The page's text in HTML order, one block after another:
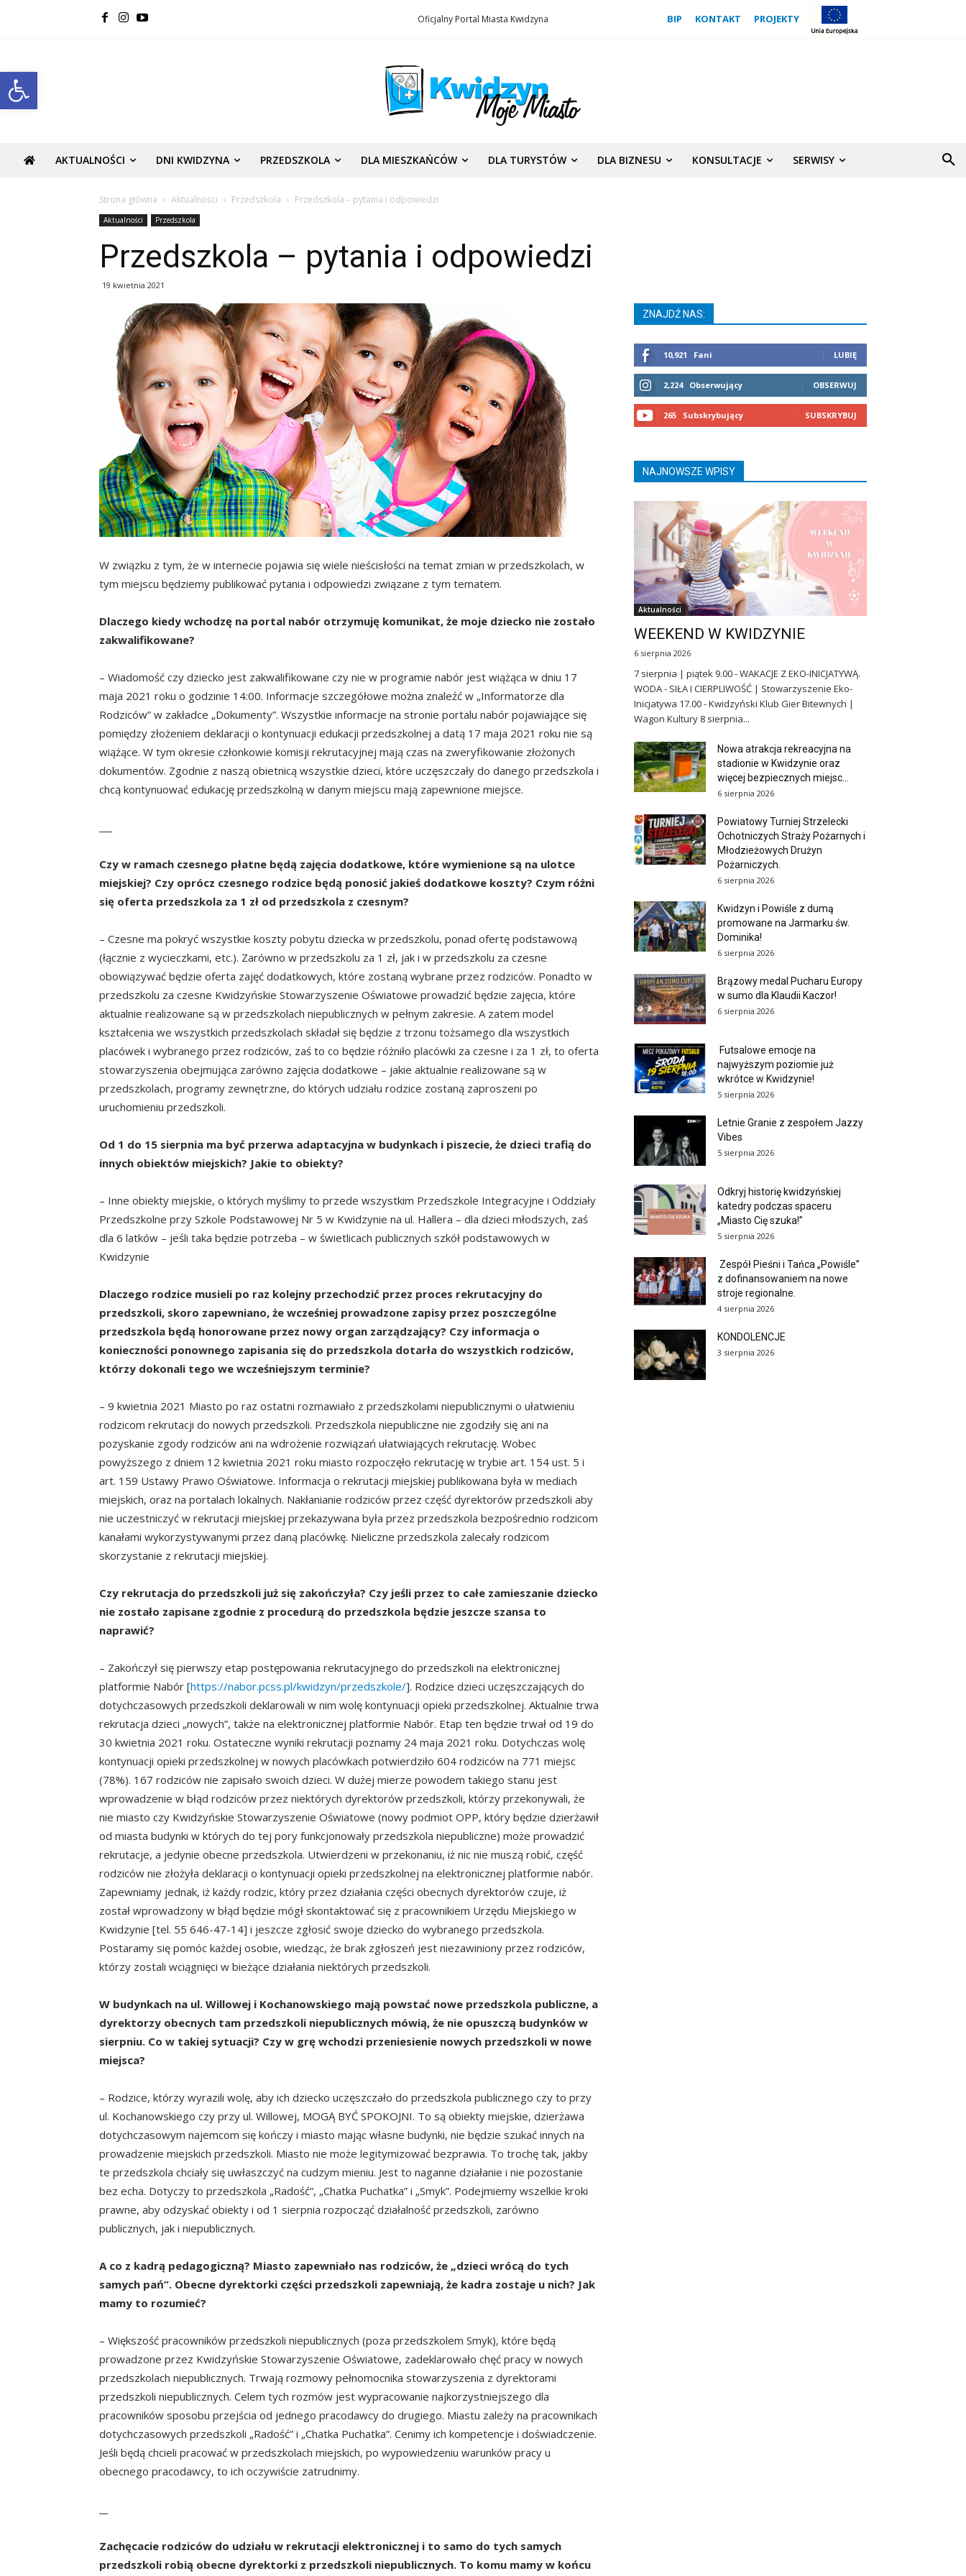
Open toolbar
Oficjalny Portal Miasta Kwidzyna BIP KONTAKT PROJEKTY
AKTUALNOŚCI DNI KWIDZYNA PRZEDSZKOLA DLA MIESZKAŃCÓW DLA TURYSTÓW DLA BIZNESU KONSULTACJE SERWISY
Strona główna Aktualności Przedszkola Przedszkola – pytania i odpowiedzi
Aktualności Przedszkola
Przedszkola – pytania i odpowiedzi
19 kwietnia 2021
W związku z tym, że w internecie pojawia się wiele nieścisłości na temat zmian w przedszkolach, w
tym miejscu będziemy publikować pytania i odpowiedzi związane z tym tematem.
Dlaczego kiedy wchodzę na portal nabór otrzymuję komunikat, że moje dziecko nie zostało
zakwalifikowane?
– Wiadomość czy dziecko jest zakwalifikowane czy nie w programie nabór jest wiążąca w dniu 17
maja 2021 roku o godzinie 14:00. Informacje szczegółowe można znaleźć w „Informatorze dla
Rodziców” w zakładce „Dokumenty”. Wszystkie informacje na stronie portalu nabór pojawiające się
pomiędzy złożeniem deklaracji o kontynuacji edukacji przedszkolnej a datą 17 maja 2021 roku nie są
wiążące. W tym okresie członkowie komisji rekrutacyjnej mają czas na zweryfikowanie złożonych
dokumentów. Zgodnie z naszą obietnicą wszystkie dzieci, które uczęszczały do danego przedszkola i
chcą kontynuować edukację przedszkolną w danym miejscu mają zapewnione miejsce.
Czy w ramach czesnego płatne będą zajęcia dodatkowe, które wymienione są na ulotce
miejskiej? Czy oprócz czesnego rodzice będą ponosić jakieś dodatkowe koszty? Czym różni
się oferta przedszkola za 1 zł od przedszkola z czesnym?
– Czesne ma pokryć wszystkie koszty pobytu dziecka w przedszkolu, ponad ofertę podstawową
(łącznie z wycieczkami, etc.). Zarówno w przedszkolu za 1 zł, jak i w przedszkolu za czesne
obowiązywać będzie oferta zajęć dodatkowych, które zostaną wybrane przez rodziców. Ponadto w
przedszkolu za czesne Kwidzyńskie Stowarzyszenie Oświatowe prowadzić będzie zajęcia, które
aktualnie realizowane są w przedszkolach niepublicznych w pełnym zakresie. A zatem model
kształcenia we wszystkich przedszkolach składał się będzie z trzonu tożsamego dla wszystkich
placówek i wybranego przez rodziców, zaś to co będzie różniło placówki za czesne i za 1 zł, to oferta
stowarzyszenia obejmująca zarówno zajęcia dodatkowe – jakie aktualnie realizowane są w
przedszkolach, programy zewnętrzne, do których udziału rodzice zostaną zaproszeni po
uruchomieniu przedszkoli.
Od 1 do 15 sierpnia ma być przerwa adaptacyjna w budynkach i piszecie, że dzieci trafią do
innych obiektów miejskich? Jakie to obiekty?
– Inne obiekty miejskie, o których myślimy to przede wszystkim Przedszkole Integracyjne i Oddziały
Przedszkolne przy Szkole Podstawowej Nr 5 w Kwidzynie na ul. Hallera – dla dzieci młodszych, zaś
dla 6 latków – jeśli taka będzie potrzeba – w świetlicach publicznych szkół podstawowych w
Kwidzynie
Dlaczego rodzice musieli po raz kolejny przechodzić przez proces rekrutacyjny do
przedszkoli, skoro zapewniano, że wcześniej prowadzone zapisy przez poszczególne
przedszkola będą honorowane przez nowy organ zarządzający? Czy informacja o
konieczności ponownego zapisania się do przedszkola dotarła do wszystkich rodziców,
którzy dokonali tego we wcześniejszym terminie?
– 9 kwietnia 2021 Miasto po raz ostatni rozmawiało z przedszkolami niepublicznymi o ułatwieniu
rodzicom rekrutacji do nowych przedszkoli. Przedszkola niepubliczne nie zgodziły się ani na
pozyskanie zgody rodziców ani na wdrożenie rozwiązań ułatwiających rekrutację. Wobec
powyższego z dniem 12 kwietnia 2021 roku miasto rozpoczęło rekrutację w trybie art. 154 ust. 5 i
art. 159 Ustawy Prawo Oświatowe. Informacja o rekrutacji miejskiej publikowana była w mediach
miejskich, oraz na portalach lokalnych. Nakłanianie rodziców przez część dyrektorów przedszkoli aby
nie uczestniczyć w rekrutacji miejskiej przekazywana była przez przedszkola bezpośrednio rodzicom
kanałami wykorzystywanymi przez daną placówkę. Nieliczne przedszkola zalecały rodzicom
skorzystanie z rekrutacji miejskiej.
Czy rekrutacja do przedszkoli już się zakończyła? Czy jeśli przez to całe zamieszanie dziecko
nie zostało zapisane zgodnie z procedurą do przedszkola będzie jeszcze szansa to
naprawić?
– Zakończył się pierwszy etap postępowania rekrutacyjnego do przedszkoli na elektronicznej
platformie Nabór [https://nabor.pcss.pl/kwidzyn/przedszkole/]. Rodzice dzieci uczęszczających do
dotychczasowych przedszkoli deklarowali w nim wolę kontynuacji opieki przedszkolnej. Aktualnie trwa
rekrutacja dzieci „nowych”, także na elektronicznej platformie Nabór. Etap ten będzie trwał od 19 do
30 kwietnia 2021 roku. Ostateczne wyniki rekrutacji poznamy 24 maja 2021 roku. Dotychczas wolę
kontynuacji opieki przedszkolnej w nowych placówkach potwierdziło 604 rodziców na 771 miejsc
(78%). 167 rodziców nie zapisało swoich dzieci. W dużej mierze powodem takiego stanu jest
wprowadzenie w błąd rodziców przez niektórych dyrektorów przedszkoli, którzy przekonywali, że
nie miasto czy Kwidzyńskie Stowarzyszenie Oświatowe (nowy podmiot OPP, który będzie dzierżawił
od miasta budynki w których do tej pory funkcjonowały przedszkola niepubliczne) może prowadzić
rekrutacje, a jedynie obecne przedszkola. Utwierdzeni w przekonaniu, iż nic nie muszą robić, część
rodziców nie złożyła deklaracji o kontynuacji opieki przedszkolnej na elektronicznej platformie nabór.
Zapewniamy jednak, iż każdy rodzic, który przez działania części obecnych dyrektorów czuje, iż
został wprowadzony w błąd będzie mógł skontaktować się z pracownikiem Urzędu Miejskiego w
Kwidzynie [tel. 55 646-47-14] i jeszcze zgłosić swoje dziecko do wybranego przedszkola.
Postaramy się pomóc każdej osobie, wiedząc, że brak zgłoszeń jest niezawiniony przez rodziców,
którzy zostali wciągnięci w bieżące działania niektórych przedszkoli.
W budynkach na ul. Willowej i Kochanowskiego mają powstać nowe przedszkola publiczne, a
dyrektorzy obecnych tam przedszkoli niepublicznych mówią, że nie opuszczą budynków w
sierpniu. Co w takiej sytuacji? Czy w grę wchodzi przeniesienie nowych przedszkoli w nowe
miejsca?
– Rodzice, którzy wyrazili wolę, aby ich dziecko uczęszczało do przedszkola publicznego czy to przy
ul. Kochanowskiego czy przy ul. Willowej, MOGĄ BYĆ SPOKOJNI. To są obiekty miejskie, dzierżawa
dotychczasowym najemcom się kończy i miasto mając własne budynki, nie będzie szukać innych na
prowadzenie miejskich przedszkoli. Miasto nie może legitymizować bezprawia. To trochę tak, jakby
te przedszkola chciały się uwłaszczyć na cudzym mieniu. Jest to naganne działanie i nie pozostanie
bez echa. Dotyczy to przedszkola „Radość”, „Chatka Puchatka” i „Smyk”. Podejmiemy wszelkie kroki
prawne, aby odzyskać obiekty i od 1 sierpnia rozpocząć działalność przedszkoli, zarówno
publicznych, jak i niepublicznych.
A co z kadrą pedagogiczną? Miasto zapewniało nas rodziców, że „dzieci wrócą do tych
samych pań”. Obecne dyrektorki części przedszkoli zapewniają, że kadra zostaje u nich? Jak
mamy to rozumieć?
– Większość pracowników przedszkoli niepublicznych (poza przedszkolem Smyk), które będą
prowadzone przez Kwidzyńskie Stowarzyszenie Oświatowe, zadeklarowało chęć pracy w nowych
przedszkolach niepublicznych. Trwają rozmowy pełnomocnika stowarzyszenia z dyrektorami
przedszkoli niepublicznych. Celem tych rozmów jest wypracowanie najkorzystniejszego dla
pracowników sposobu przejścia od jednego pracodawcy do drugiego. Miastu zależy na pracownikach
dotychczasowych przedszkoli „Radość” i „Chatka Puchatka”. Cenimy ich kompetencje i doświadczenie.
Jeśli będą chcieli pracować w przedszkolach miejskich, po wypowiedzeniu warunków pracy u
obecnego pracodawcy, to ich oczywiście zatrudnimy.
Zachęcacie rodziców do udziału w rekrutacji elektronicznej i to samo do tych samych
przedszkoli robią obecne dyrektorki z przedszkoli niepublicznych. To komu mamy w końcu
ZNAJDŹ NAS:
10,921 Fani LUBIĘ
2,224 Obserwujący OBSERWUJ
265 Subskrybujący SUBSKRYBUJ
NAJNOWSZE WPISY
Aktualności
WEEKEND W KWIDZYNIE
6 sierpnia 2026
7 sierpnia | piątek 9.00 - WAKACJE Z EKO-INICJATYWĄ.
WODA - SIŁA I CIERPLIWOŚĆ | Stowarzyszenie Eko-
Inicjatywa 17.00 - Kwidzyński Klub Gier Bitewnych |
Wagon Kultury 8 sierpnia...
Nowa atrakcja rekreacyjna na
stadionie w Kwidzynie oraz
więcej bezpiecznych miejsc...
6 sierpnia 2026
Powiatowy Turniej Strzelecki
Ochotniczych Straży Pożarnych i
Młodzieżowych Drużyn
Pożarniczych.
6 sierpnia 2026
Kwidzyn i Powiśle z dumą
promowane na Jarmarku św.
Dominika!
6 sierpnia 2026
Brązowy medal Pucharu Europy
w sumo dla Klaudii Kaczor!
6 sierpnia 2026
Futsalowe emocje na
najwyższym poziomie już
wkrótce w Kwidzynie!
5 sierpnia 2026
Letnie Granie z zespołem Jazzy
Vibes
5 sierpnia 2026
Odkryj historię kwidzyńskiej
katedry podczas spaceru
„Miasto Cię szuka!”
5 sierpnia 2026
Zespół Pieśni i Tańca „Powiśle”
z dofinansowaniem na nowe
stroje regionalne.
4 sierpnia 2026
KONDOLENCJE
3 sierpnia 2026